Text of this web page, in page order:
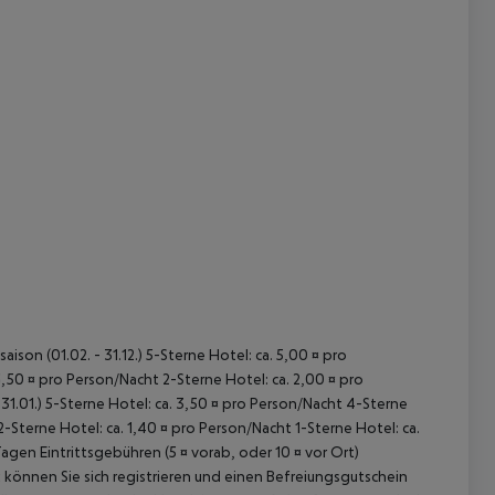
(01.02. - 31.12.) 5-Sterne Hotel: ca. 5,00 ¤ pro
¤ pro Person/Nacht 2-Sterne Hotel: ca. 2,00 ¤ pro
5-Sterne Hotel: ca. 3,50 ¤ pro Person/Nacht 4-Sterne
Hotel: ca. 1,40 ¤ pro Person/Nacht 1-Sterne Hotel: ca.
Eintrittsgebühren (5 ¤ vorab, oder 10 ¤ vor Ort)
Sie sich registrieren und einen Befreiungsgutschein